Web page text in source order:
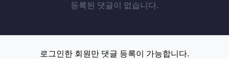
등록된 댓글이 없습니다.
로그인한 회원만 댓글 등록이 가능합니다.